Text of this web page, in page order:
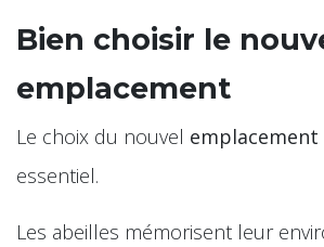
Bien choisir le
emplacement
Le choix du nouvel emplacement
essentiel.
Les abeilles mémorisent leur